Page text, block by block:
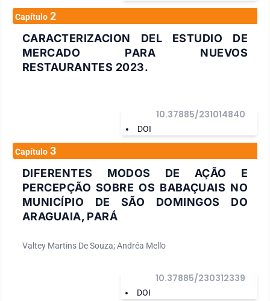
Capítulo 2
CARACTERIZACION DEL ESTUDIO DE
MERCADO PARA NUEVOS
RESTAURANTES 2023.
DOI
10.37885/231014840
Capítulo 3
DIFERENTES MODOS DE AÇÃO E
PERCEPÇÃO SOBRE OS BABAÇUAIS NO
MUNICÍPIO DE SÃO DOMINGOS DO
ARAGUAIA, PARÁ
Valtey Martins De Souza; Andréa Mello
DOI
10.37885/230312339